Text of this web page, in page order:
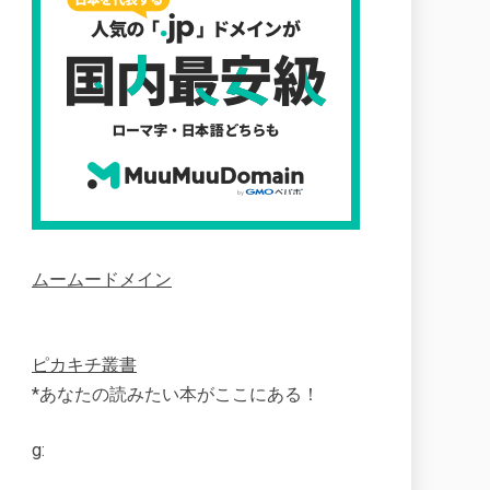
ムームードメイン
ピカキチ叢書
*あなたの読みたい本がここにある！
g: